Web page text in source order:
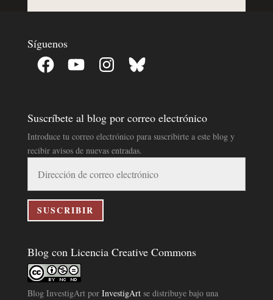
Síguenos
Facebook YouTube InstagramBluesky
Suscríbete al blog por correo electrónico
Introduce tu correo electrónico para suscribirte a este blog y
recibir avisos de nuevas entradas.
correo
electrónico
SUSCRIBIR
Blog con Licencia Creative Commons
Blog InvestigArtpor InvestigArtse distribuye bajo una